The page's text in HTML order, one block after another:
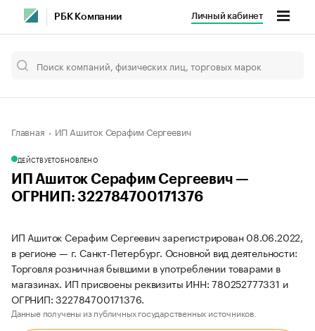
РБК Компании Личный кабинет
Главная ИП Ашиток Серафим Сергеевич
ДЕЙСТВУЕТОБНОВЛЕНО
ИП Ашиток Серафим Сергеевич —
ОГРНИП: 322784700171376
ИП Ашиток Серафим Сергеевич зарегистрирован 08.06.2022,
в регионе — г. Санкт-Петербург. Основной вид деятельности:
Торговля розничная бывшими в употреблении товарами в
магазинах. ИП присвоены реквизиты ИНН: 780252777331 и
ОГРНИП: 322784700171376.
Данные получены из публичных государственных источников.